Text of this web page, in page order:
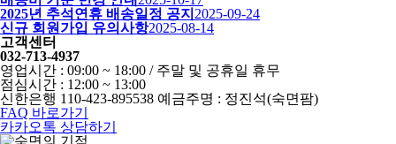
2025년 추석연휴 배송일정 공지 2025-09-24
신규 회원가입 유의사항2025-08-14
고객센터
032-713-4937
영업시간 : 09:00 ~ 18:00 / 주말 및 공휴일 휴무
점심시간 : 12:00 ~ 13:00
신한은행 110-423-895538 예금주명 : 정진석(숙면팜)
FAQ 바로가기
카카오톡 상담하기